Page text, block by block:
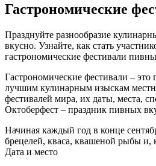
Гастрономические
Празднуйте разнообразие
вкусно. Узнайте, как стать
гастрономические фестивали
Гастрономические фестивали –
лучшим кулинарным изыскам
фестивалей мира, их даты, места,
Октоберфест – праздник пивных
Начиная каждый год в конце
брецелей, кваса, квашеной рыбы и,
Дата и место